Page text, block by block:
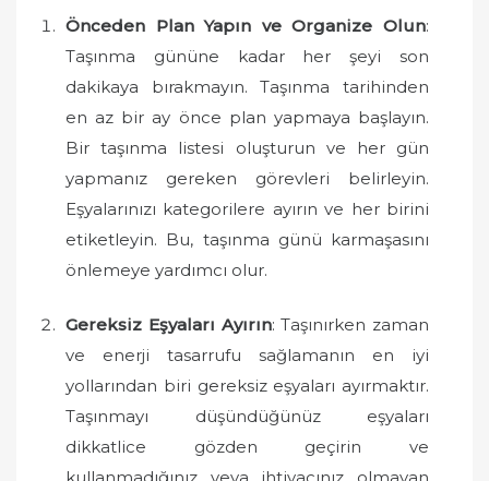
Önceden Plan Yapın ve Organize Olun:
Taşınma gününe kadar her şeyi son
dakikaya bırakmayın. Taşınma tarihinden
en az bir ay önce plan yapmaya başlayın.
Bir taşınma listesi oluşturun ve her gün
yapmanız gereken görevleri belirleyin.
Eşyalarınızı kategorilere ayırın ve her birini
etiketleyin. Bu, taşınma günü karmaşasını
önlemeye yardımcı olur.
Gereksiz Eşyaları Ayırın: Taşınırken zaman
ve enerji tasarrufu sağlamanın en iyi
yollarından biri gereksiz eşyaları ayırmaktır.
Taşınmayı düşündüğünüz eşyaları
dikkatlice gözden geçirin ve